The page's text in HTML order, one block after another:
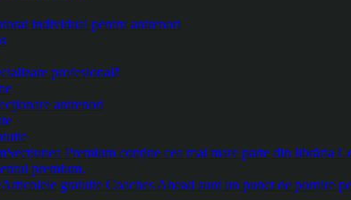
individual pentru antrenori
profesională
antrenori
Secțiunea Premium conține cea mai mare parte din librăria
premium.
Articolele gratuite Coaches Ahead sunt un punct de pornire